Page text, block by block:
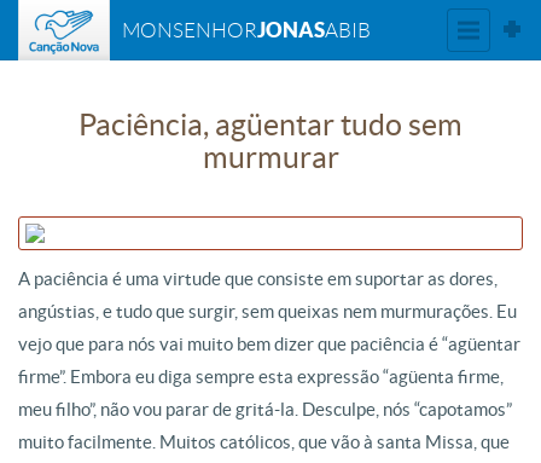
MONSENHORJONASABIB
Paciência, agüentar tudo sem
murmurar
A paciência é uma virtude que consiste em suportar as dores,
angústias, e tudo que surgir, sem queixas nem murmurações. Eu
vejo que para nós vai muito bem dizer que paciência é “agüentar
firme”. Embora eu diga sempre esta expressão “agüenta firme,
meu filho”, não vou parar de gritá-la. Desculpe, nós “capotamos”
muito facilmente. Muitos católicos, que vão à santa Missa, que